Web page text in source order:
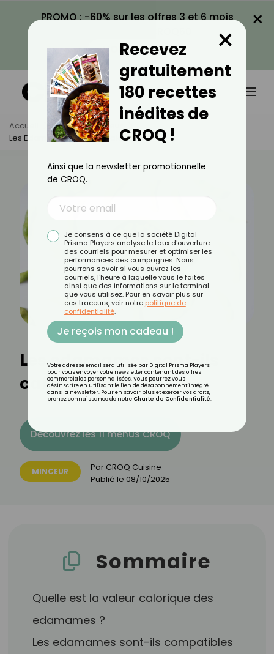
PROMO : -60% sur les offres 3 et 6 mois
VOIR LA PROMO
×
Accueil Actus
Minceur
Les Edamames Sont-Ils Caloriques ?
Les edamames sont-ils
caloriques ?
Découvrez les 11 menus CROQ
MINCEUR Par CROQ Cuisine
Publié le 08/10/2025
Sommaire
Quelle est la valeur calorique des
edamames ?
Les edamames sont-ils compatibles
Recevez
gratuitement
180 recettes
inédites de
CROQ !
×
Ainsi que la newsletter promotionnelle
de CROQ.
Je consens à ce que la société Digital
Prisma Players analyse le taux d'ouverture
des courriels pour mesurer et optimiser les
performances des campagnes. Nous
pourrons savoir si vous ouvrez les
courriels, l'heure à laquelle vous le faites
ainsi que des informations sur le terminal
que vous utilisez. Pour en savoir plus sur
ces traceurs, voir notre politique de
confidentialité.
Je reçois mon cadeau !
Votre adresse email sera utilisée par Digital Prisma Players
pour vous envoyer votre newsletter contenant des offres
commerciales personnalisées. Vous pourrez vous
désinscrire en utilisant le lien de désabonnement intégré
dans la newsletter. Pour en savoir plus et exercer vos droits,
prenez connaissance de notre Charte de Confidentialité.